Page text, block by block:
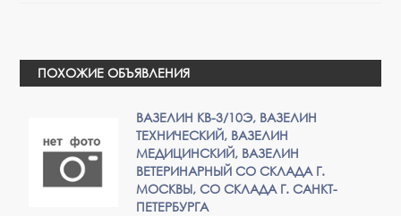
ПОХОЖИЕ ОБЪЯВЛЕНИЯ
ВАЗЕЛИН КВ-3/10Э, ВАЗЕЛИН
ТЕХНИЧЕСКИЙ, ВАЗЕЛИН
МЕДИЦИНСКИЙ, ВАЗЕЛИН
ВЕТЕРИНАРНЫЙ СО СКЛАДА Г.
МОСКВЫ, СО СКЛАДА Г. САНКТ-
ПЕТЕРБУРГА